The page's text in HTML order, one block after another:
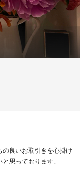
良いお取引きを心掛け
思っております。